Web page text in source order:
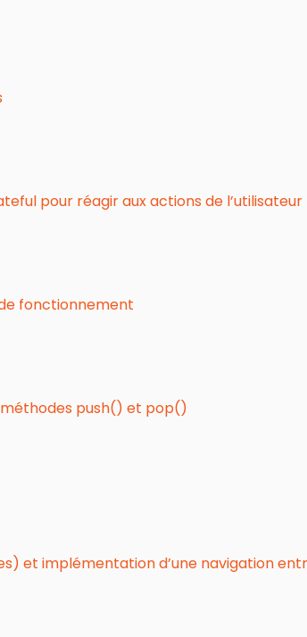
pour réagir aux actions de l’utilisateur
fonctionnement
méthodes push() et pop()
et implémentation d’une navigation